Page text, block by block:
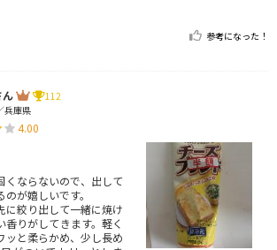
参考になった！
ん
112
兵庫県
4.00
くならないので、出して
が嬉しいです。
に絞り出して一緒に焼け
香りがしてきます。軽く
ッと柔らかめ、少し長め